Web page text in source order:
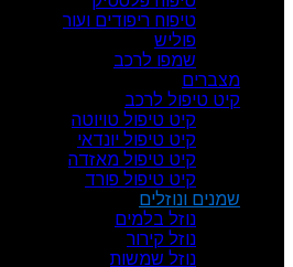
טיפוח ריפודים ועור
פוליש
שמפו לרכב
מצברים
קיט טיפול לרכב
קיט טיפול טויוטה
קיט טיפול יונדאי
קיט טיפול מאזדה
קיט טיפול פורד
שמנים ונוזלים
נוזל בלמים
נוזל קירור
נוזל שמשות